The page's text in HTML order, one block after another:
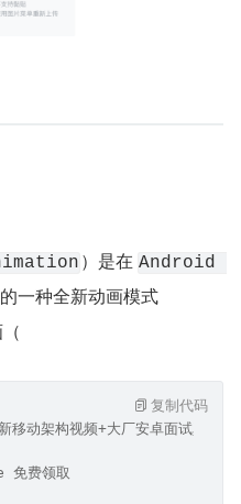
）是在 Android
一种全新动画模式
移动架构视频+大厂安卓面试真题+
免费领取
复制代码